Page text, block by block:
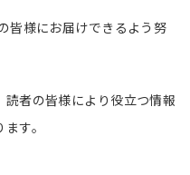
皆様にお届けできるよう努
者の皆様により役立つ情報
す。